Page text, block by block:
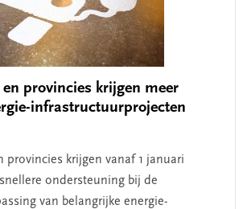
en provincies krijgen meer
infrastructuurprojecten
provincies krijgen vanaf 1 januari
ondersteuning bij de
van belangrijke energie-